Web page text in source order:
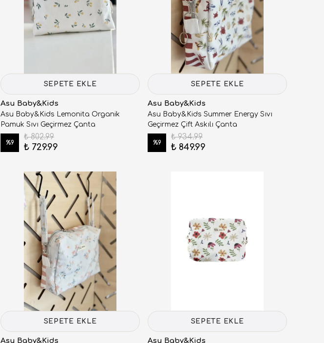
SEPETE EKLE
Asu Baby&Kids
Asu Baby&Kids Lemonita Organik
Pamuk Sıvı Geçirmez Çanta
%9
₺ 802.99
₺ 729.99
SEPETE EKLE
Asu Baby&Kids
Asu Baby&Kids Summer Energy Sıvı
Geçirmez Çift Askılı Çanta
%9
₺ 934.99
₺ 849.99
SEPETE EKLE
Asu Baby&Kids
SEPETE EKLE
Asu Baby&Kids